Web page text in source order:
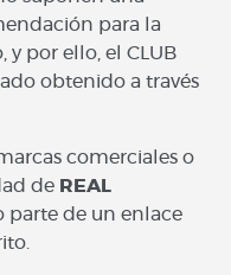
para la
y por ello, el CLUB
obtenido a través
comerciales o
de REAL
parte de un enlace